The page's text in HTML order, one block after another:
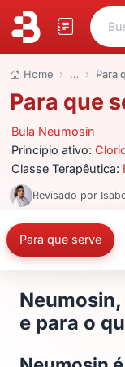
Home … Para
Para que
Bula Neumosin
Princípio ativo:
Classe Terapêutica:
Revisado por
Para que serve
e para o